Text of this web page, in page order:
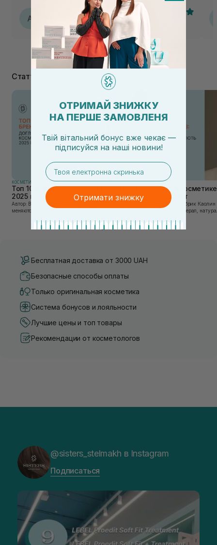
вже чекаю на оновлену формулу, по опису вона теж мала
би підійти моїй шкірі🥹
А 04.08.2026, 20:30
Статті
КОСМЕТИКА
Топ 10 брендов уходовой косметики в
2025 году
Автор: Вика Нагорная В современном мире, где тренды
меняются со скоростью света, а рынок популярной
средства для ухода становится настоящим вызовом....
КОСМЕТИКА
Каолин в
используют
Автор: Юлия Цебрик Каолин в косметологии – это
природный минерал,
головы, благодаря
Бесплатная доставка от 3000 UAH
Безопасные способы оплаты
Только оригинальная косметика
Система бонусов и лояльности
Лучшие цены и топ товары
Рекомендации от косметологов
@sisters_stelmakh в Instagram
Подписаться
ОТРИМАЙ ЗНИЖКУ
НА ПЕРШЕ ЗАМОВЛЕНЯ
Твій вітальний бонус вже чекає —
підписуйся на наші новини!
email
Отримати знижку